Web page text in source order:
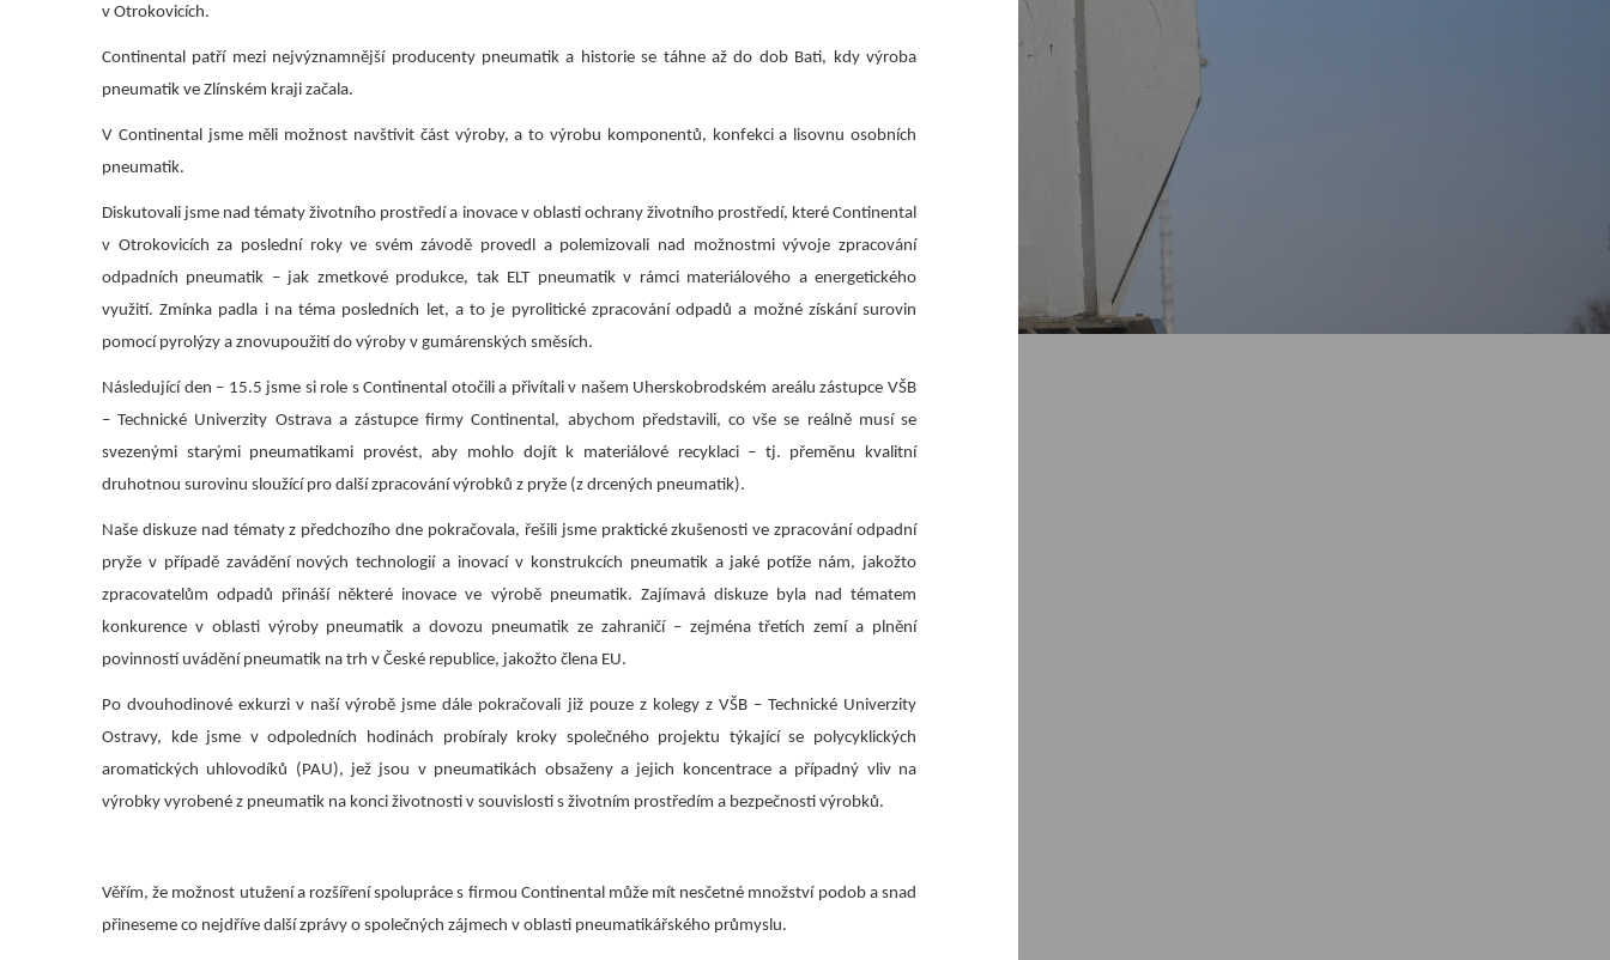
Vyhledávání na webu
v Otrokovicích.
Continental patří mezi nejvýznamnější producenty pneumatik a historie se táhne až do dob Bati, kdy výroba
pneumatik ve Zlínském kraji začala.
V Continental jsme měli možnost navštívit část výroby, a to výrobu komponentů, konfekci a lisovnu osobních
pneumatik.
Diskutovali jsme nad tématy životního prostředí a inovace v oblasti ochrany životního prostředí, které Continental
v Otrokovicích za poslední roky ve svém závodě provedl a polemizovali nad možnostmi vývoje zpracování
odpadních pneumatik – jak zmetkové produkce, tak ELT pneumatik v rámci materiálového a energetického
využití. Zmínka padla i na téma posledních let, a to je pyrolitické zpracování odpadů a možné získání surovin
pomocí pyrolýzy a znovupoužití do výroby v gumárenských směsích.
Následující den – 15.5 jsme si role s Continental otočili a přivítali v našem Uherskobrodském areálu zástupce VŠB
– Technické Univerzity Ostrava a zástupce firmy Continental, abychom představili, co vše se reálně musí se
svezenými starými pneumatikami provést, aby mohlo dojít k materiálové recyklaci – tj. přeměnu kvalitní
druhotnou surovinu sloužící pro další zpracování výrobků z pryže (z drcených pneumatik).
Naše diskuze nad tématy z předchozího dne pokračovala, řešili jsme praktické zkušenosti ve zpracování odpadní
pryže v případě zavádění nových technologií a inovací v konstrukcích pneumatik a jaké potíže nám, jakožto
zpracovatelům odpadů přináší některé inovace ve výrobě pneumatik. Zajímavá diskuze byla nad tématem
konkurence v oblasti výroby pneumatik a dovozu pneumatik ze zahraničí – zejména třetích zemí a plnění
povinností uvádění pneumatik na trh v České republice, jakožto člena EU.
Po dvouhodinové exkurzi v naší výrobě jsme dále pokračovali již pouze z kolegy z VŠB – Technické Univerzity
Ostravy, kde jsme v odpoledních hodinách probíraly kroky společného projektu týkající se polycyklických
aromatických uhlovodíků (PAU), jež jsou v pneumatikách obsaženy a jejich koncentrace a případný vliv na
výrobky vyrobené z pneumatik na konci životnosti v souvislosti s životním prostředím a bezpečnosti výrobků.
Věřím, že možnost utužení a rozšíření spolupráce s firmou Continental může mít nesčetné množství podob a snad
přineseme co nejdříve další zprávy o společných zájmech v oblasti pneumatikářského průmyslu.